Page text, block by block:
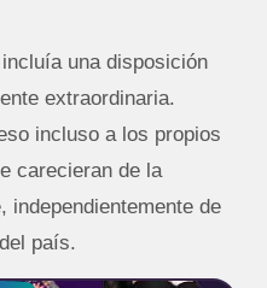
una disposición
extraordinaria.
incluso a los propios
carecieran de la
independientemente de
país.